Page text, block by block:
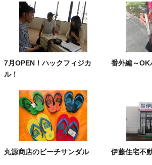
7月OPEN！ハックフィジカ
ル！
番外編～OK
丸源商店のビーチサンダル 伊藤住宅不